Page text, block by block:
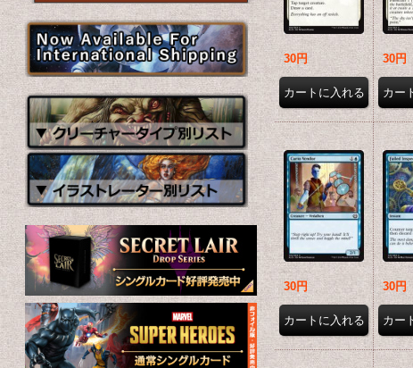
30円 30円
30円 30円